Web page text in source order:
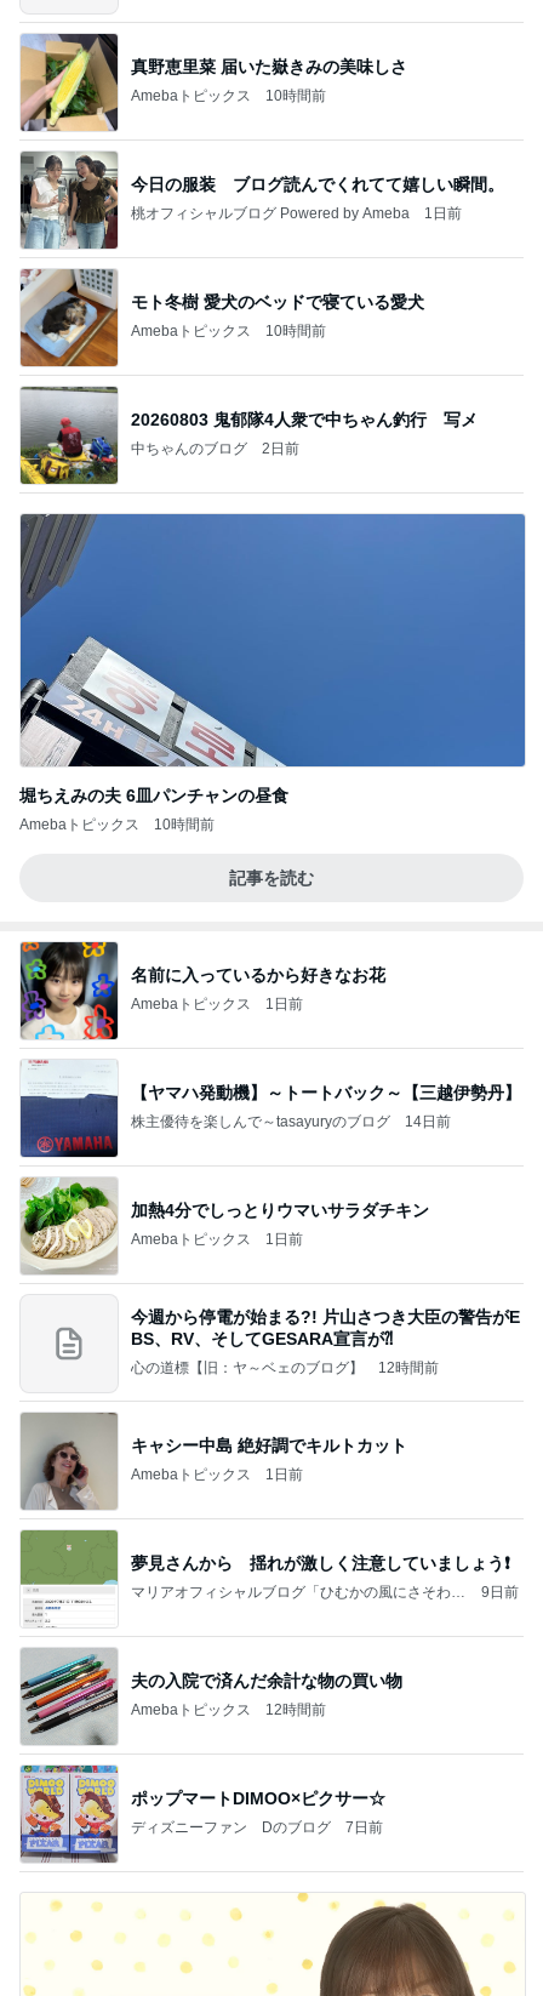
真野恵里菜 届いた嶽きみの美味しさ
Amebaトピックス 10時間前
今日の服装 ブログ読んでくれてて嬉しい瞬間。
桃オフィシャルブログ Powered by Ameba 1日前
モト冬樹 愛犬のベッドで寝ている愛犬
Amebaトピックス 10時間前
20260803 鬼郁隊4人衆で中ちゃん釣行 写メ
中ちゃんのブログ 2日前
堀ちえみの夫 6皿パンチャンの昼食
Amebaトピックス 10時間前
記事を読む
名前に入っているから好きなお花
Amebaトピックス 1日前
【ヤマハ発動機】～トートバック～【三越伊勢丹】
株主優待を楽しんで～tasayuryのブログ 14日前
加熱4分でしっとりウマいサラダチキン
Amebaトピックス 1日前
今週から停電が始まる?! 片山さつき大臣の警告がE
BS、RV、そしてGESARA宣言が⁈
心の道標【旧：ヤ～ベェのブログ】 12時間前
キャシー中島 絶好調でキルトカット
Amebaトピックス 1日前
夢見さんから 揺れが激しく注意していましょう❗️
マリアオフィシャルブログ「ひむかの風にさそわれ
9日前
夫の入院で済んだ余計な物の買い物
Amebaトピックス 12時間前
ポップマートDIMOO×ピクサー☆
ディズニーファン Dのブログ 7日前